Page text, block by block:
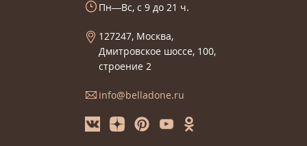
Пн—Вс, с 9 до 21 ч.
127247, Москва,
Дмитровское шоссе, 100,
строение 2
info@belladone.ru